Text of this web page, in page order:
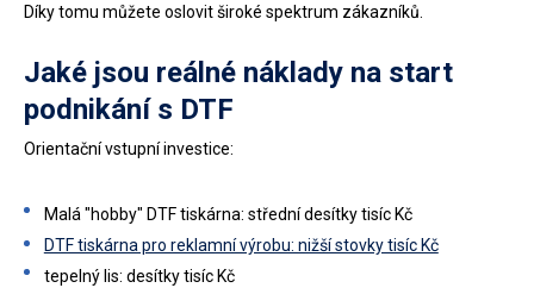
Díky tomu můžete oslovit široké spektrum zákazníků.
Jaké jsou reálné náklady na start
podnikání s DTF
Orientační vstupní investice:
Malá "hobby" DTF tiskárna: střední desítky tisíc Kč
DTF tiskárna pro reklamní výrobu: nižší stovky tisíc Kč
tepelný lis: desítky tisíc Kč